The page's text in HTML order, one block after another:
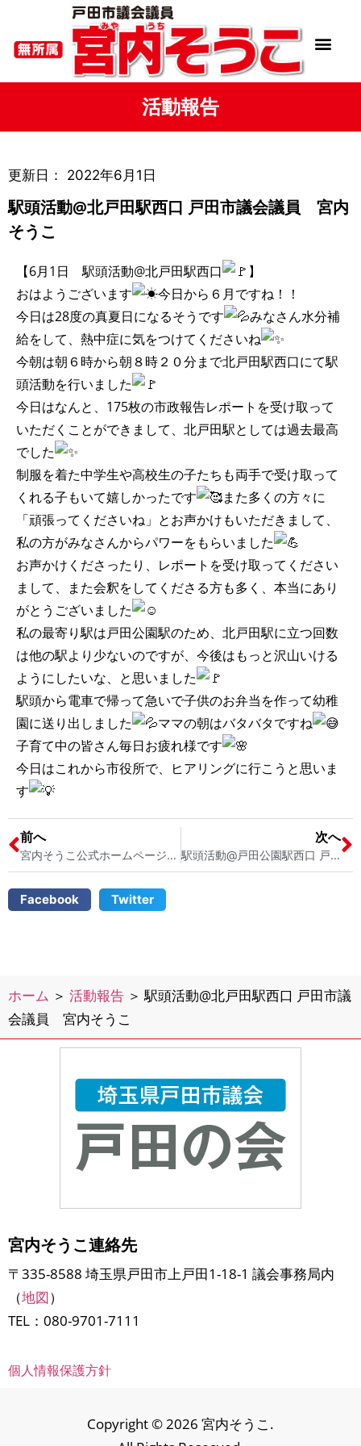
活動報告
更新日： 2022年6月1日
駅頭活動@北戸田駅西口 戸田市議会議員 宮内
そうこ
【6月1日 駅頭活動@北戸田駅西口
】
おはようございます
今日から６月ですね！！
今日は28度の真夏日になるそうです
みなさん水分補
給をして、熱中症に気をつけてくださいね
今朝は朝６時から朝８時２０分まで北戸田駅西口にて駅
頭活動を行いました
今日はなんと、175枚の市政報告レポートを受け取って
いただくことができまして、北戸田駅としては過去最高
でした
制服を着た中学生や高校生の子たちも両手で受け取って
くれる子もいて嬉しかったです
また多くの方々に
「頑張ってくださいね」とお声かけもいただきまして、
私の方がみなさんからパワーをもらいました
お声かけくださったり、レポートを受け取ってください
まして、また会釈をしてくださる方も多く、本当にあり
がとうございました
私の最寄り駅は戸田公園駅のため、北戸田駅に立つ回数
は他の駅より少ないのですが、今後はもっと沢山いける
ようにしたいな、と思いました
駅頭から電車で帰って急いで子供のお弁当を作って幼稚
園に送り出しました
ママの朝はバタバタですね
子育て中の皆さん毎日お疲れ様です
今日はこれから市役所で、ヒアリングに行こうと思いま
す
前へ
宮内そうこ公式ホームページを更新しました 戸田市議会議員 宮内そうこ
次へ
駅頭活動@戸田公園駅西口 戸田市議会議員 宮内そうこ
Facebook Twitter
ホーム ＞ 活動報告 ＞駅頭活動@北戸田駅西口 戸田市議
会議員 宮内そうこ
宮内そうこ連絡先
〒335-8588 埼玉県戸田市上戸田1-18-1 議会事務局内
（地図）
TEL：080-9701-7111
個人情報保護方針
Copyright © 2026 宮内そうこ.